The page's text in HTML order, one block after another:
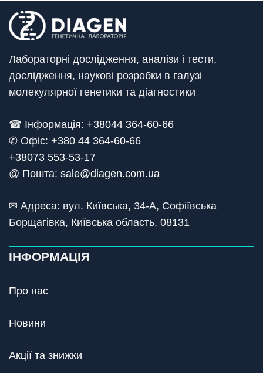
Лабораторні дослідження, аналізи і тести,
дослідження, наукові розробки в галузі
молекулярної генетики та діагностики
☎ Інформація: +38044 364-60-66
✆ Офіс: +380 44 364-60-66
+38073 553-53-17
@ Пошта: sale@diagen.com.ua
✉ Адреса: вул. Київська, 34-А, Софіївська
Борщагівка, Київська область, 08131
ІНФОРМАЦІЯ
Про нас
Новини
Акції та знижки